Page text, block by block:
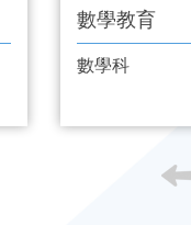
數學教育
數學科